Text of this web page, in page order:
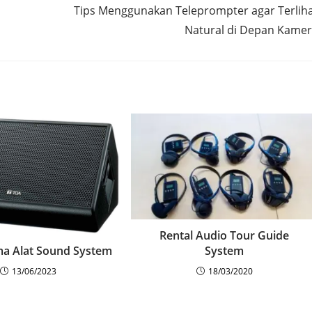
Tips Menggunakan Teleprompter agar
Natural di Depan
Alat Sound System
13/06/2023
Rental Audio Tour Guide
System
18/03/2020